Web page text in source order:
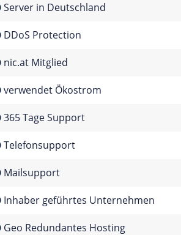
Server in Deutschland
DDoS Protection
nic.at Mitglied
verwendet Ökostrom
365 Tage Support
Telefonsupport
Mailsupport
Inhaber geführtes Unternehmen
Geo Redundantes Hosting